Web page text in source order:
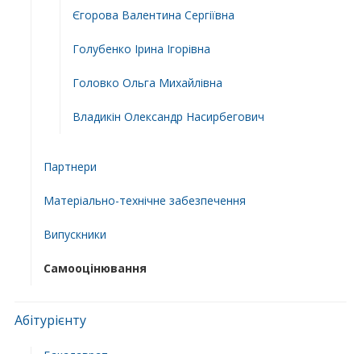
Єгорова Валентина Сергіївна
Голубенко Ірина Ігорівна
Головко Ольга Михайлівна
Владикін Олександр Насирбегович
Партнери
Матеріально-технічне забезпечення
Випускники
Самооцінювання
Абітурієнту